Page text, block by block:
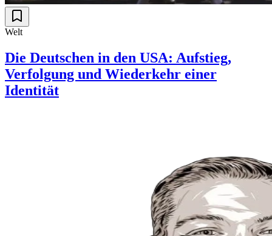
Welt
Die Deutschen in den USA: Aufstieg,
Verfolgung und Wiederkehr einer
Identität